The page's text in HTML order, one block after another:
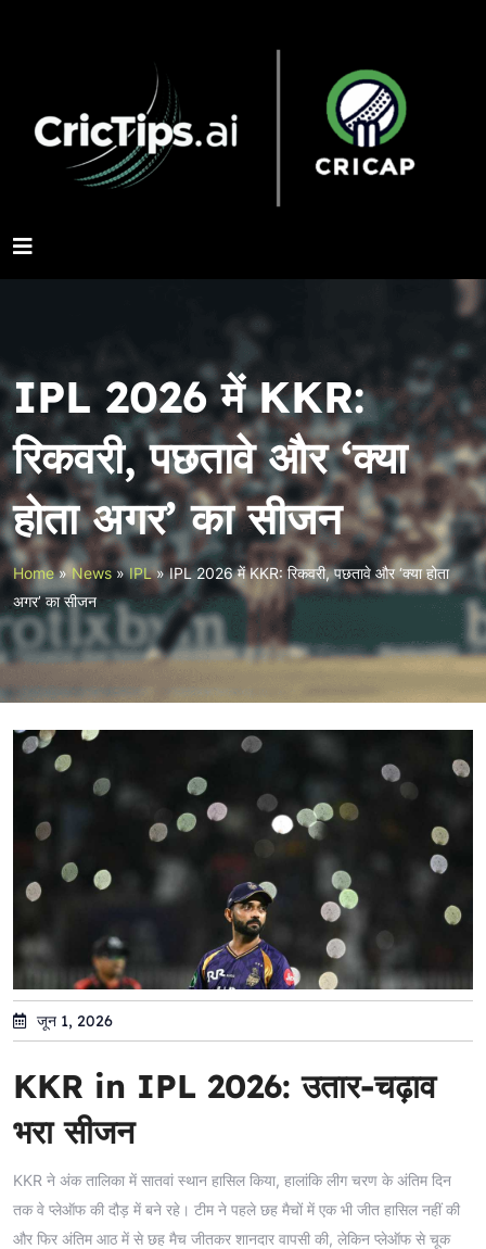
IPL 2026 में KKR:
रिकवरी, पछतावे और ‘क्या
होता अगर’ का सीजन
Home»News»IPL»IPL 2026 में KKR: रिकवरी, पछतावे और ‘क्या होता
अगर’ का सीजन
जून 1, 2026
KKR in IPL 2026: उतार-चढ़ाव
भरा सीजन
KKR ने अंक तालिका में सातवां स्थान हासिल किया, हालांकि लीग चरण के अंतिम दिन
तक वे प्लेऑफ की दौड़ में बने रहे। टीम ने पहले छह मैचों में एक भी जीत हासिल नहीं की
और फिर अंतिम आठ में से छह मैच जीतकर शानदार वापसी की, लेकिन प्लेऑफ से चूक